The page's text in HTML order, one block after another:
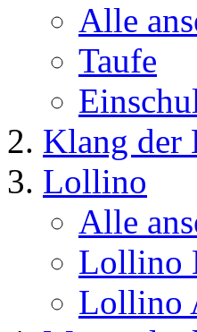
Alle
Taufe
Klang der
Lollino
Alle
Lollino
Lollino